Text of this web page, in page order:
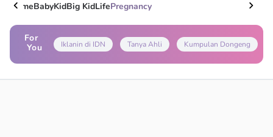
HomeBabyKidBig KidLifePregnancy
For
You
Iklanin di IDN Tanya Ahli Kumpulan Dongeng